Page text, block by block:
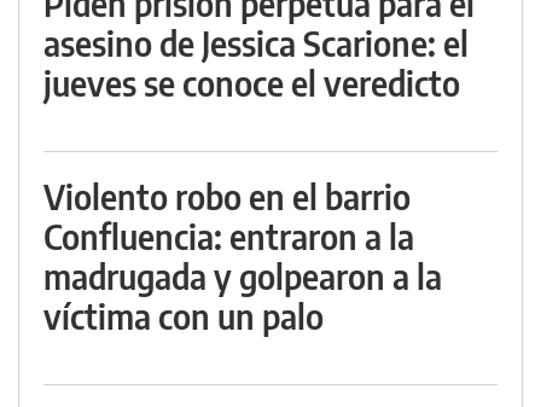
asesino de Jessica Scarione: el
jueves se conoce el veredicto
Violento robo en el barrio
Confluencia: entraron a la
madrugada y golpearon a la
víctima con un palo